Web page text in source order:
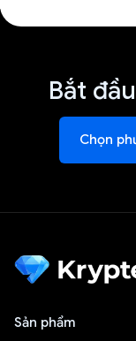
Bắt
Chọn
Sản phẩm